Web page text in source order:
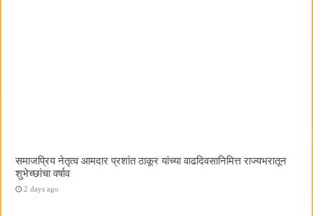
समाजप्रिय नेतृत्व आमदार प्रशांत ठाकूर यांच्या वाढदिवसानिमित्त राज्यभरातून
शुभेच्छांचा वर्षाव
2 days ago